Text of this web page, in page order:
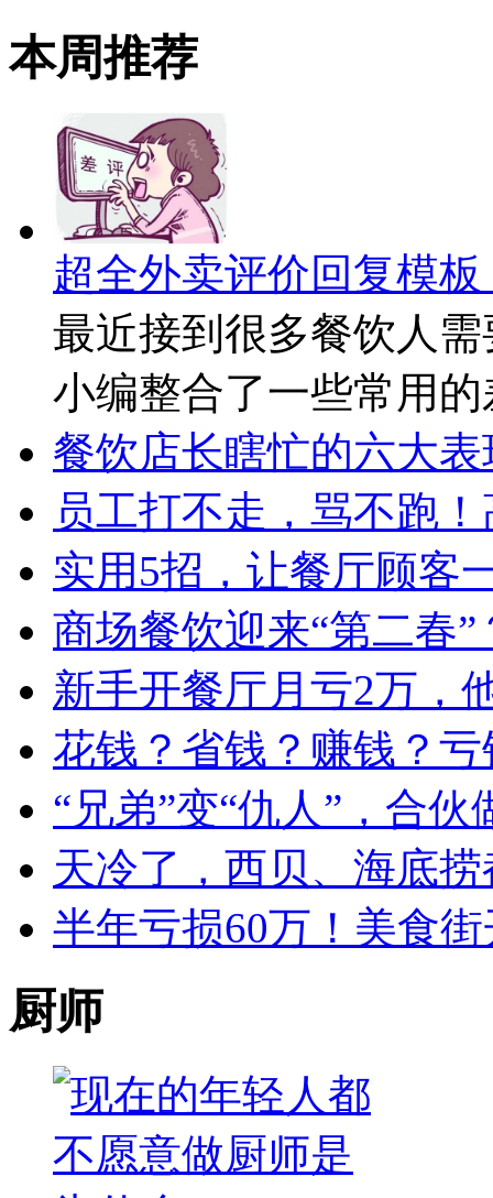
本周推荐
超全外卖评价回复模
最近接到很多餐饮人
小编整合了一些常用
餐饮店长瞎忙的六大
员工打不走，骂不跑
实用5招，让餐厅顾客
商场餐饮迎来“第二春
新手开餐厅月亏2万，
花钱？省钱？赚钱？
“兄弟”变“仇人”，合
天冷了，西贝、海底
半年亏损60万！美食
厨师